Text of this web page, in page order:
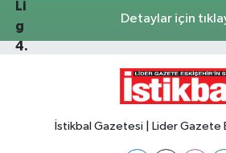
Detaylar için
İstikbal Gazetesi | Lider Gazete